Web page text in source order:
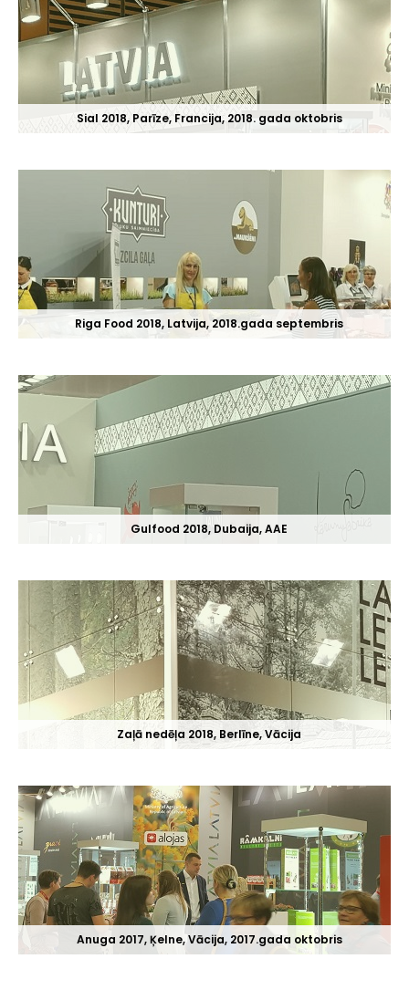
Sial 2018, Parīze, Francija, 2018. gada oktobris
Riga Food 2018, Latvija, 2018.gada septembris
Gulfood 2018, Dubaija, AAE
Zaļā nedēļa 2018, Berlīne, Vācija
Anuga 2017, Ķelne, Vācija, 2017.gada oktobris